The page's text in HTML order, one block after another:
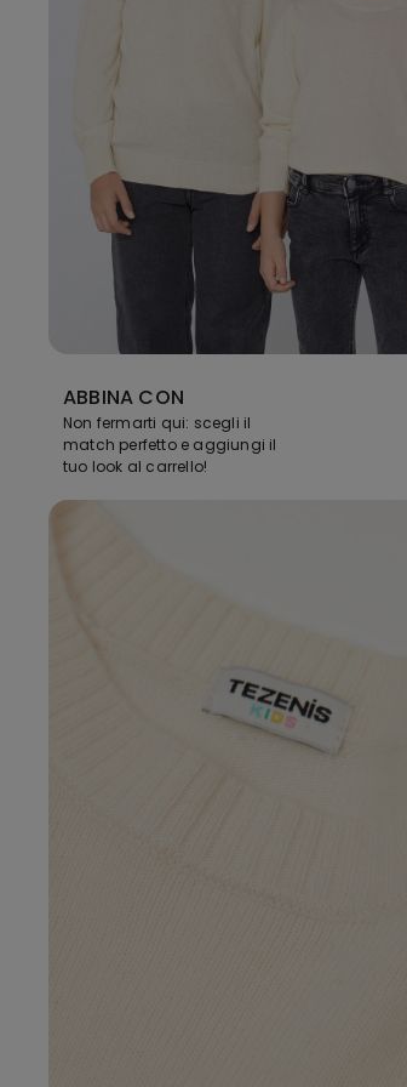
ABBINA CON
Non fermarti qui: scegli il
match perfetto e aggiungi il
tuo look al carrello!